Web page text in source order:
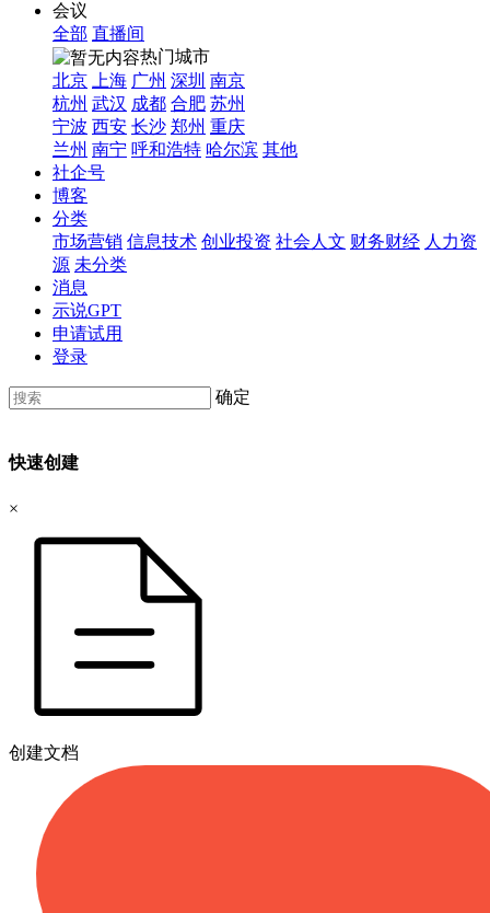
会议
全部 直播间
热门城市
北京
上海 广州 深圳 南京
杭州 武汉 成都 合肥 苏州
宁波 西安 长沙 郑州 重庆
兰州 南宁 呼和浩特 哈尔滨 其他
社企号
博客
分类
市场营销 信息技术 创业投资 社会人文 财务财经 人力资
源 未分类
消息
示说GPT
申请试用
登录
确定
快速创建
×
创建文档